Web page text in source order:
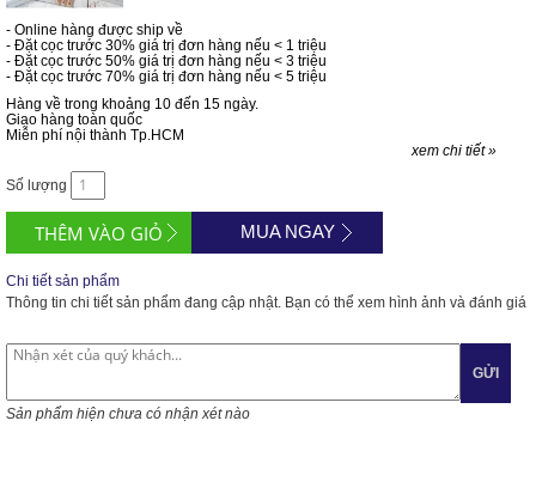
- Online hàng được ship về
- Đặt cọc trước 30% giá trị đơn hàng nếu < 1 triệu
- Đặt cọc trước 50% giá trị đơn hàng nếu < 3 triệu
- Đặt cọc trước 70% giá trị đơn hàng nếu < 5 triệu
Hàng về trong khoảng 10 đến 15 ngày.
Giao hàng toàn quốc
Miễn phí nội thành Tp.HCM
xem chi tiết »
Số lượng
MUA NGAY
Chi tiết sản phẩm
Thông tin chi tiết sản phẩm đang cập nhật. Bạn có thể xem hình ảnh và đánh giá
GỬI
Sản phẩm hiện chưa có nhận xét nào